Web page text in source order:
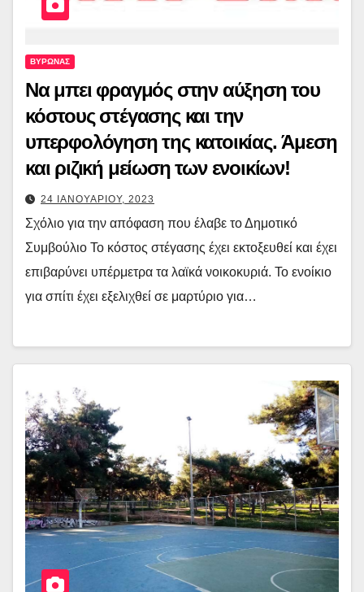
ΒΥΡΩΝΑΣ
Να μπει φραγμός στην αύξηση του
κόστους στέγασης και την
υπερφολόγηση της κατοικίας. Άμεση
και ριζική μείωση των ενοικίων!
24 ΙΑΝΟΥΑΡΙΟΥ, 2023
Σχόλιο για την απόφαση που έλαβε το Δημοτικό
Συμβούλιο Το κόστος στέγασης έχει εκτοξευθεί και έχει
επιβαρύνει υπέρμετρα τα λαϊκά νοικοκυριά. Το ενοίκιο
για σπίτι έχει εξελιχθεί σε μαρτύριο για…